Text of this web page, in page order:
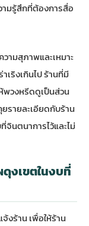
มรู้สึกที่ต้องการสื่อ
ามสุภาพและเหมาะ
เริงเกินไป ร้านที่มี
พวงหรีดดูเป็นส่วน
รายละเอียดกับร้าน
นตนาการไว้และไม่
งเขตในงบที่
งร้าน เพื่อให้ร้าน